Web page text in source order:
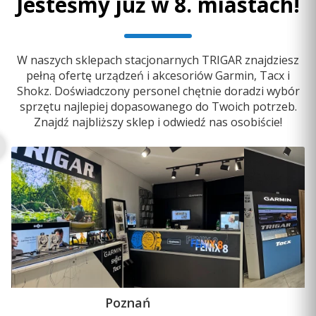
W naszych sklepach stacjonarnych TRIGAR znajdziesz
pełną ofertę urządzeń i akcesoriów Garmin, Tacx i
Shokz. Doświadczony personel chętnie doradzi wybór
sprzętu najlepiej dopasowanego do Twoich potrzeb.
Znajdź najbliższy sklep i odwiedź nas osobiście!
Poznań